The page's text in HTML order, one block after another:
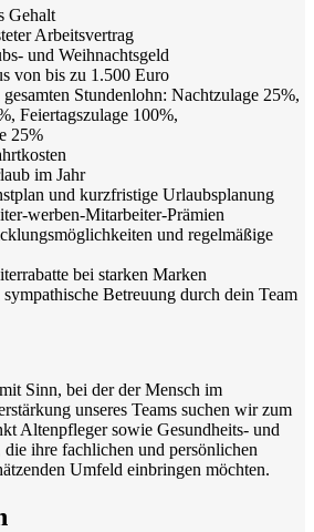
Gehalt
Arbeitsvertrag
und Weihnachtsgeld
von bis zu 1.500 Euro
Stundenlohn: Nachtzulage 25%,
Feiertagszulage 100%,
25%
im Jahr
und kurzfristige Urlaubsplanung
werben-Mitarbeiter-Prämien
und regelmäßige
bei starken Marken
Betreuung durch dein Team
Sinn, bei der der Mensch im
unseres Teams suchen wir zum
Altenpfleger sowie Gesundheits- und
ihre fachlichen und persönlichen
Umfeld einbringen möchten.